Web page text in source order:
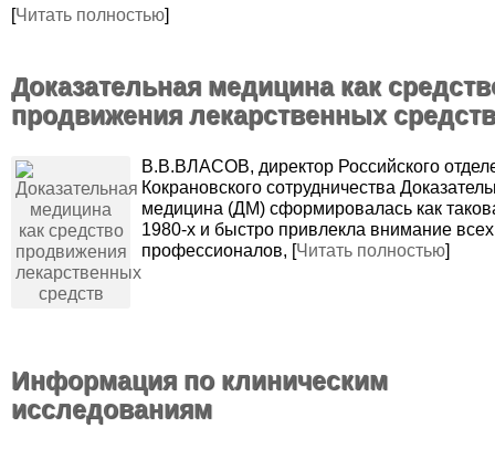
[Читать полностью]
Доказательная медицина как
продвижения лекарственных средств
В.В.ВЛАСОВ, директор Российского
Кокрановского сотрудничества
медицина (ДМ) сформировалась как
1980-х и быстро привлекла внимание всех
профессионалов, [Читать полностью]
Информация по клиническим
исследованиям